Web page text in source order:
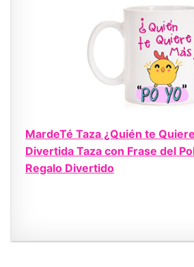
MardeTé Taza ¿Quién te
Divertida Taza con Frase del
Regalo Divertido